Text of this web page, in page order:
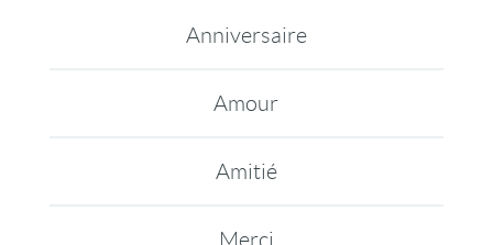
Anniversaire
Amour
Amitié
Merci